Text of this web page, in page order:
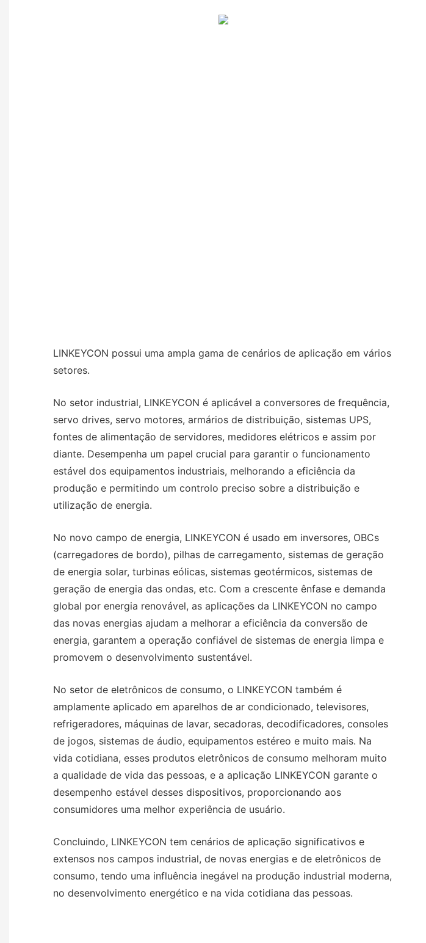
LINKEYCON possui uma ampla gama de cenários de aplicação em vários
setores.
No setor industrial, LINKEYCON é aplicável a conversores de frequência,
servo drives, servo motores, armários de distribuição, sistemas UPS,
fontes de alimentação de servidores, medidores elétricos e assim por
diante. Desempenha um papel crucial para garantir o funcionamento
estável dos equipamentos industriais, melhorando a eficiência da
produção e permitindo um controlo preciso sobre a distribuição e
utilização de energia.
No novo campo de energia, LINKEYCON é usado em inversores, OBCs
(carregadores de bordo), pilhas de carregamento, sistemas de geração
de energia solar, turbinas eólicas, sistemas geotérmicos, sistemas de
geração de energia das ondas, etc. Com a crescente ênfase e demanda
global por energia renovável, as aplicações da LINKEYCON no campo
das novas energias ajudam a melhorar a eficiência da conversão de
energia, garantem a operação confiável de sistemas de energia limpa e
promovem o desenvolvimento sustentável.
No setor de eletrônicos de consumo, o LINKEYCON também é
amplamente aplicado em aparelhos de ar condicionado, televisores,
refrigeradores, máquinas de lavar, secadoras, decodificadores, consoles
de jogos, sistemas de áudio, equipamentos estéreo e muito mais. Na
vida cotidiana, esses produtos eletrônicos de consumo melhoram muito
a qualidade de vida das pessoas, e a aplicação LINKEYCON garante o
desempenho estável desses dispositivos, proporcionando aos
consumidores uma melhor experiência de usuário.
Concluindo, LINKEYCON tem cenários de aplicação significativos e
extensos nos campos industrial, de novas energias e de eletrônicos de
consumo, tendo uma influência inegável na produção industrial moderna,
no desenvolvimento energético e na vida cotidiana das pessoas.